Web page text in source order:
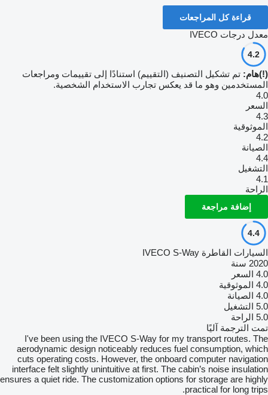
قراءة كل المراجعات
معدل درجات IVECO
4.2
(!)هام: تم تشكيل التصنيف (التقييم) استنادًا إلى تقييمات ومراجعات
المستخدمين وهو ما قد يعكس تجارب الاستخدام الشخصية.
4.0
السعر
4.3
الموثوقية
4.2
الصيانة
4.4
التشغيل
4.1
الراحة
إضافة مراجعة
4.4
السيارات القاطرة IVECO S-Way
2020 سنة
4.0 السعر
4.0 الموثوقية
4.0 الصيانة
5.0 التشغيل
5.0 الراحة
تمت الترجمة آليًا
I've been using the IVECO S-Way for my transport routes. The
aerodynamic design noticeably reduces fuel consumption, which
cuts operating costs. However, the onboard computer navigation
interface felt slightly unintuitive at first. The cabin’s noise insulation
ensures a quiet ride. The customization options for storage are highly
practical for long trips.